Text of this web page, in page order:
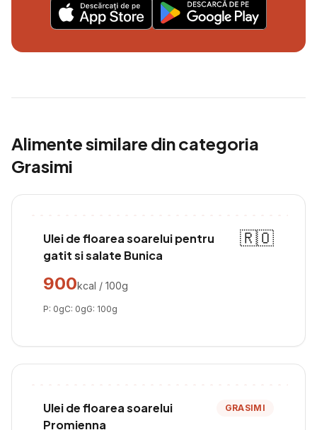
Alimente similare din categoria
Grasimi
Ulei de floarea soarelui pentru
gatit si salate Bunica
🇷🇴
900kcal / 100g
P: 0gC: 0gG: 100g
Ulei de floarea soarelui
Promienna
GRASIMI